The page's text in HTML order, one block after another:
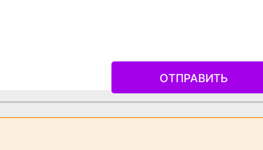
ОТПРАВИТЬ